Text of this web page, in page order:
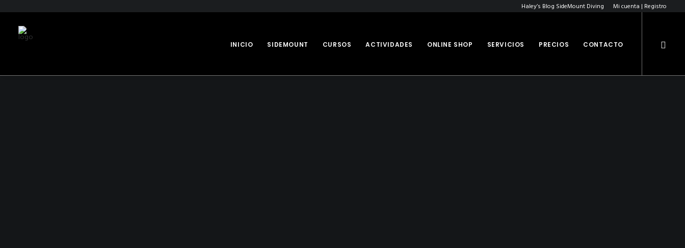
Haley’s Blog SideMount Diving Mi cuenta | Registro
INICIO SIDEMOUNT CURSOS ACTIVIDADES ONLINE SHOP SERVICIOS PRECIOS CONTACTO